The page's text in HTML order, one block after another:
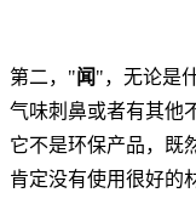
第二，"闻"，无论是
气味刺鼻或者有其他
它不是环保产品，既
肯定没有使用很好的